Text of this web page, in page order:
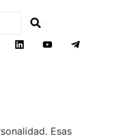
Esas